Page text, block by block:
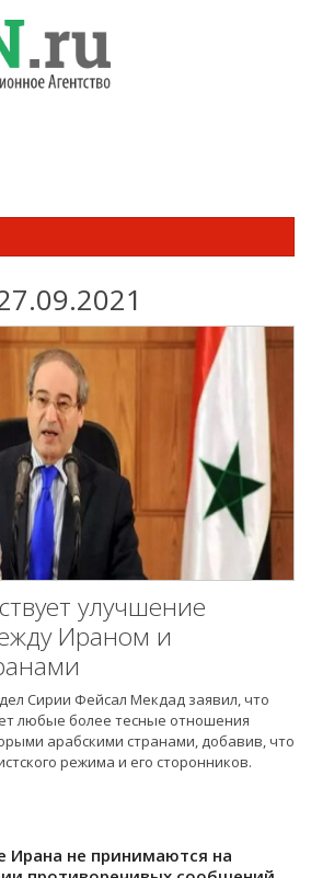
улучшение
Ираном и
Сирии Фейсал Мекдад заявил, что
любые более тесные отношения
арабскими странами, добавив, что
режима и его сторонников.
Ирана не принимаются на